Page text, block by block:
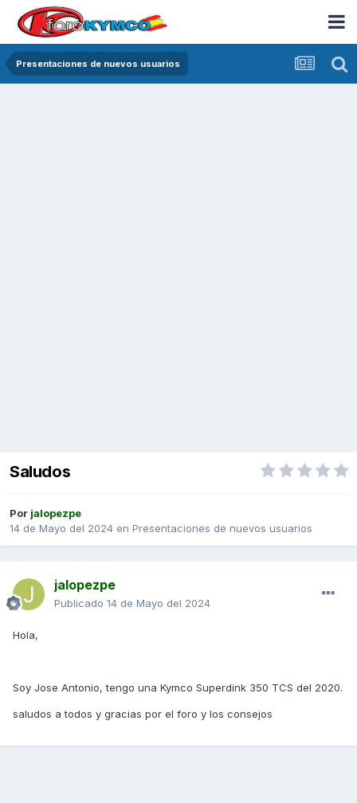
Presentaciones de nuevos usuarios
Saludos
Por jalopezpe
14 de Mayo del 2024 en Presentaciones de nuevos usuarios
jalopezpe
Publicado 14 de Mayo del 2024
Hola,
Soy Jose Antonio, tengo una Kymco Superdink 350 TCS del 2020.
saludos a todos y gracias por el foro y los consejos